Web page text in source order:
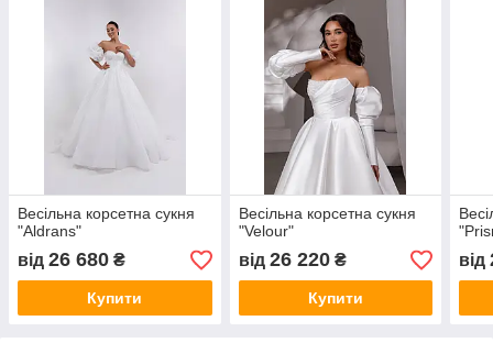
Весільна корсетна сукня
"Aldrans"
від 26 680 ₴
Купити
Весільна корсетна сукня
"Velour"
від 26 220₴
Купити
від